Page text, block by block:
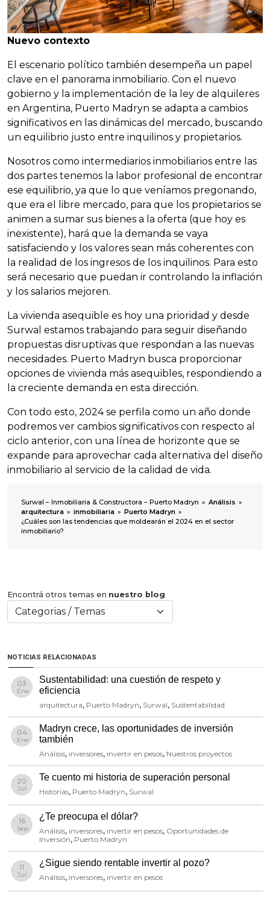
Nuevo contexto
El escenario político también desempeña un papel
clave en el panorama inmobiliario. Con el nuevo
gobierno y la implementación de la ley de alquileres
en Argentina, Puerto Madryn se adapta a cambios
significativos en las dinámicas del mercado, buscando
un equilibrio justo entre inquilinos y propietarios.
Nosotros como intermediarios inmobiliarios entre las
dos partes tenemos la labor profesional de encontrar
ese equilibrio, ya que lo que veníamos pregonando,
que era el libre mercado, para que los propietarios se
animen a sumar sus bienes a la oferta (que hoy es
inexistente), hará que la demanda se vaya
satisfaciendo y los valores sean más coherentes con
la realidad de los ingresos de los inquilinos. Para esto
será necesario que puedan ir controlando la inflación
y los salarios mejoren.
La vivienda asequible es hoy una prioridad y desde
Surwal estamos trabajando para seguir diseñando
propuestas disruptivas que respondan a las nuevas
necesidades. Puerto Madryn busca proporcionar
opciones de vivienda más asequibles, respondiendo a
la creciente demanda en esta dirección.
Con todo esto, 2024 se perfila como un año donde
podremos ver cambios significativos con respecto al
ciclo anterior, con una línea de horizonte que se
expande para aprovechar cada alternativa del diseño
inmobiliario al servicio de la calidad de vida.
Surwal – Inmobiliaria & Constructora – Puerto Madryn » Análisis »
arquitectura » inmobiliaria » Puerto Madryn »
¿Cuáles son las tendencias que moldearán el 2024 en el sector
inmobiliario?
Encontrá otros temas en nuestro blog
NOTICIAS RELACIONADAS
03
Ene
Sustentabilidad: una cuestión de respeto y
eficiencia
arquitectura, Puerto Madryn, Surwal, Sustentabilidad
04
Ene
Madryn crece, las oportunidades de inversión
también
Análisis, inversores, invertir en pesos, Nuestros proyectos
20
Jul
Te cuento mi historia de superación personal
Historias, Puerto Madryn, Surwal
16
Sep
¿Te preocupa el dólar?
Análisis, inversores, invertir en pesos, Oportunidades de
Inversión, Puerto Madryn
11
Jul
¿Sigue siendo rentable invertir al pozo?
Análisis, inversores, invertir en pesos